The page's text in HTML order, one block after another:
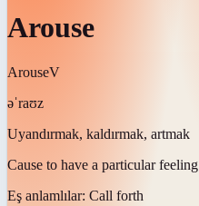
Arouse
ArouseV
əˈraʊz
Uyandırmak, kaldırmak, artmak
Cause to have a particular feeling
Eş anlamlılar: Call forth